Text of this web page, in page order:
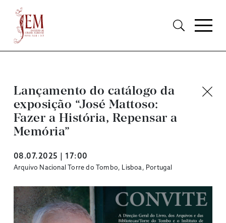
Lançamento do catálogo da
exposição “José Mattoso:
Fazer a História, Repensar a
Memória”
08.07.2025 | 17:00
Arquivo Nacional Torre do Tombo, Lisboa, Portugal